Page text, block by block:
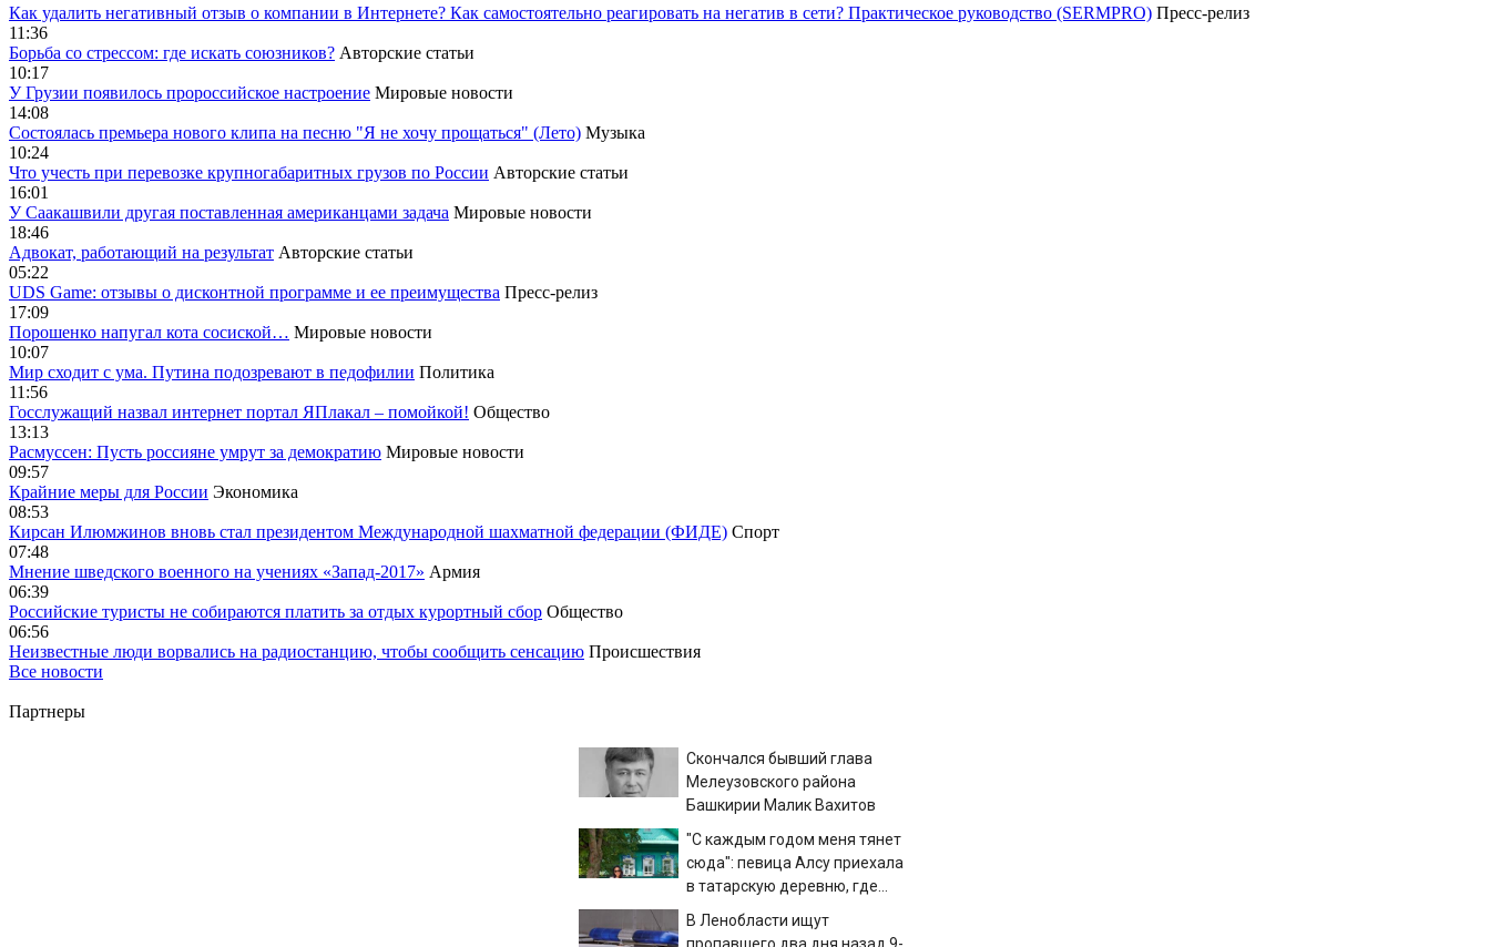
Как удалить негативный отзыв о компании в Интернете? Как самостоятельно реагировать на негатив в сети? Практическое руководство (SERMPRO) Пресс-релиз
11:36
Борьба со стрессом: где искать союзников? Авторские статьи
10:17
У Грузии появилось пророссийское настроение Мировые новости
14:08
Cостоялась премьера нового клипа на песню "Я не хочу прощаться" (Лето) Музыка
10:24
Что учесть при перевозке крупногабаритных грузов по России Авторские статьи
16:01
У Саакашвили другая поставленная американцами задача Мировые новости
18:46
Адвокат, работающий на результат Авторские статьи
05:22
UDS Game: отзывы о дисконтной программе и ее преимущества Пресс-релиз
17:09
Порошенко напугал кота сосиской… Мировые новости
10:07
Мир сходит с ума. Путина подозревают в педофилии Политика
11:56
Госслужащий назвал интернет портал ЯПлакал – помойкой! Общество
13:13
Расмуссен: Пусть россияне умрут за демократию Мировые новости
09:57
Крайние меры для России Экономика
08:53
Кирсан Илюмжинов вновь стал президентом Международной шахматной федерации (ФИДЕ) Спорт
07:48
Мнение шведского военного на учениях «Запад-2017» Армия
06:39
Российские туристы не собираются платить за отдых курортный сбор Общество
06:56
Неизвестные люди ворвались на радиостанцию, чтобы сообщить сенсацию Происшествия
Все новости
Партнеры
Скончался бывший глава
Мелеузовского района
Башкирии Малик Вахитов
"С каждым годом меня тянет
сюда": певица Алсу приехала
в татарскую деревню, где
прошло ее детство
07/08/2026 – Новости
В Ленобласти ищут